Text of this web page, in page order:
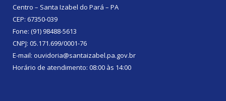
Centro – Santa Izabel do Pará – PA
CEP: 67350-039
Fone: (91) 98488-5613
CNPJ: 05.171.699/0001-76
E-mail: ouvidoria@santaizabel.pa.gov.br
Horário de atendimento: 08:00 às 14:00